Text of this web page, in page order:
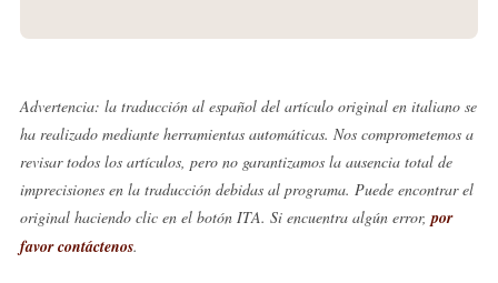
Advertencia: la traducción al español del artículo original en italiano se
ha realizado mediante herramientas automáticas. Nos comprometemos a
revisar todos los artículos, pero no garantizamos la ausencia total de
imprecisiones en la traducción debidas al programa. Puede encontrar el
original haciendo clic en el botón ITA. Si encuentra algún error,por
favor contáctenos.